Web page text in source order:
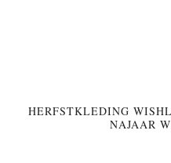
HERFSTKLEDING
NAJAAR